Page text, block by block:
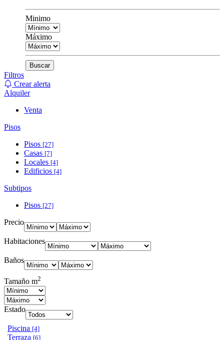
Minimo
Máximo
Buscar
Filtros
Crear alerta
Alquiler
Venta
Pisos
Pisos [27]
Casas [7]
Locales [4]
Edificios [4]
Subtipos
Pisos [27]
Precio
Habitaciones
Baños
Tamaño m2
Estado
Piscina [4]
Terraza [6]